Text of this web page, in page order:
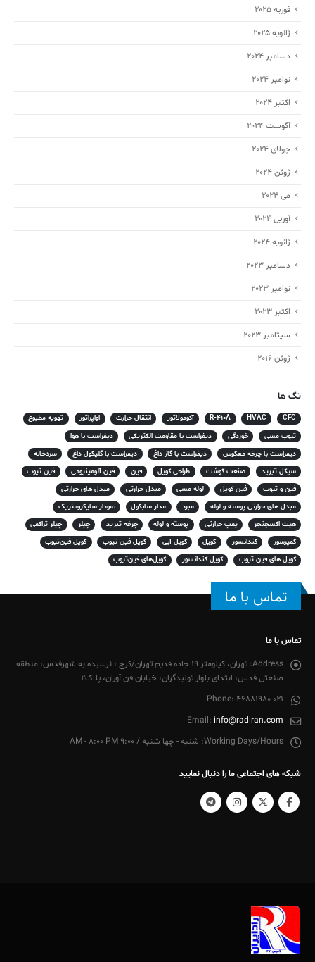
فوریه 2025
ژانویه 2025
دسامبر 2024
نوامبر 2024
اکتبر 2024
آگوست 2024
جولای 2024
ژوئن 2024
می 2024
آوریل 2024
ژانویه 2024
دسامبر 2023
نوامبر 2023
اکتبر 2023
سپتامبر 2023
ژوئن 2016
تگ ها
CFC
HVAC
R-410A آکومولاتور انتقال حرارت اواپراتور
تهویه مطبوع
تیوب مسی
خوردگی دیفراست با مقاومت الکتریکی
دیفراست با هوا
دیفراست با چرخه معکوس
دیفراست با گاز داغ دیفراست با گلیکول داغ
سردخانه
سیکل تبرید
صنعت گوشت طراحی کویل فین فین آلومینیومی
فین تیوب
فین و تیوب
فین کویل لوله مسی مبدل حرارتی
مبدل های حرارتی
مبدل های حرارتی پوسته و لوله
مبرد مدار سابکول
نمودار سایکرومتریک
هیت اکسچنجر
پمپ حرارتی پوسته و لوله چرخه تبرید چیلر
چیلر تراکمی
کمپرسور
کندانسور کویل کویل آبی کویل فین تیوب
کویل فین‌تیوب
کویل های فین تیوب
کویل کندانسور کویل‌های فین‌تیوب
تماس با ما
تماس با ما
Address:
تهران، کیلومتر 19 جاده قدیم تهران/کرج ، نرسیده به شهرقدس، منطقه
صنعتی قدس، ابتدای بلوار تولیدگران، خیابان فن آوران، پلاک2
Phone: 46881980-021
Email: info@radiran.com
Working Days/Hours: شنبه - چها شنبه / 9:00 AM - 8:00 PM
شبکه های اجتماعی ما را دنبال نمایید